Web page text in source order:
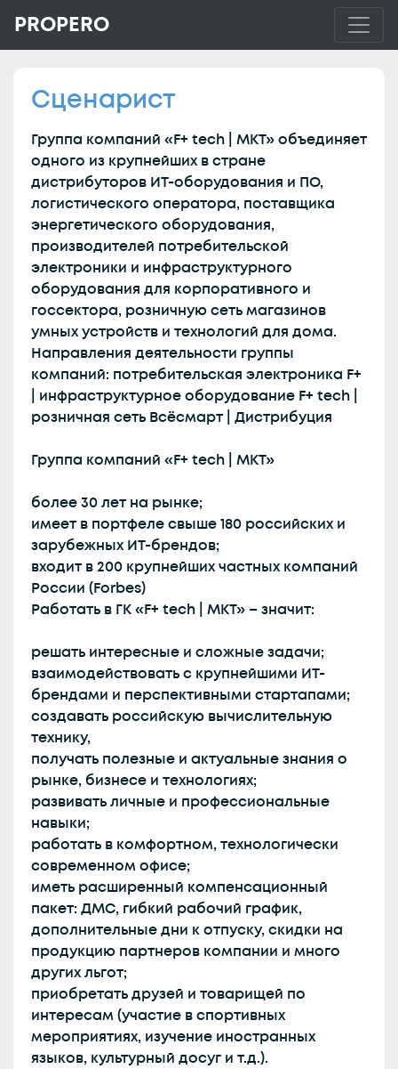
PROPERO
Сценарист
Группа компаний «F+ tech | МКТ» объединяет
одного из крупнейших в стране
дистрибуторов ИТ-оборудования и ПО,
логистического оператора, поставщика
энергетического оборудования,
производителей потребительской
электроники и инфраструктурного
оборудования для корпоративного и
госсектора, розничную сеть магазинов
умных устройств и технологий для дома.
Направления деятельности группы
компаний: потребительская электроника F+
| инфраструктурное оборудование F+ tech |
розничная сеть Всёсмарт | Дистрибуция
Группа компаний «F+ tech | МКТ»
более 30 лет на рынке;
имеет в портфеле свыше 180 российских и
зарубежных ИТ-брендов;
входит в 200 крупнейших частных компаний
России (Forbes)
Работать в ГК «F+ tech | МКТ» – значит:
решать интересные и сложные задачи;
взаимодействовать с крупнейшими ИТ-
брендами и перспективными стартапами;
создавать российскую вычислительную
технику,
получать полезные и актуальные знания о
рынке, бизнесе и технологиях;
развивать личные и профессиональные
навыки;
работать в комфортном, технологически
современном офисе;
иметь расширенный компенсационный
пакет: ДМС, гибкий рабочий график,
дополнительные дни к отпуску, скидки на
продукцию партнеров компании и много
других льгот;
приобретать друзей и товарищей по
интересам (участие в спортивных
мероприятиях, изучение иностранных
языков, культурный досуг и т.д.).